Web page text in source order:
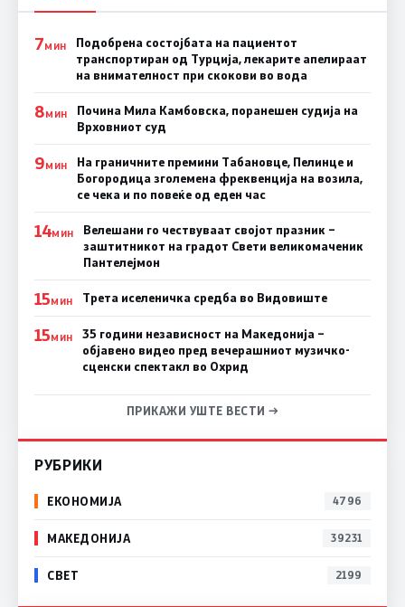
7МИН
Подобрена состојбата на пациентот
транспортиран од Турција, лекарите апелираат
на внимателност при скокови во вода
8МИН
Почина Мила Камбовска, поранешен судија на
Врховниот суд
9МИН
На граничните премини Табановце, Пелинце и
Богородица зголемена фреквенција на возила,
се чека и по повеќе од еден час
14МИН
Велешани го чествуваат својот празник –
заштитникот на градот Свети великомаченик
Пантелејмон
15МИН Трета иселеничка средба во Видовиште
15МИН
35 години независност на Македонија –
објавено видео пред вечерашниот музичко-
сценски спектакл во Охрид
ПРИКАЖИ УШТЕ ВЕСТИ →
РУБРИКИ
ЕКОНОМИЈА 4796
МАКЕДОНИЈА 39231
СВЕТ 2199